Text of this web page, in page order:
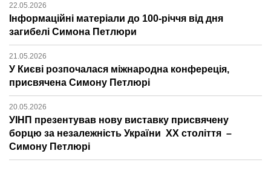
22.05.2026
Інформаційні матеріали до 100-річчя від дня
загибелі Симона Петлюри
21.05.2026
У Києві розпочалася міжнародна конфереція,
присвячена Симону Петлюрі
20.05.2026
УІНП презентував нову виставку присвячену
борцю за незалежність України ХХ століття –
Симону Петлюрі